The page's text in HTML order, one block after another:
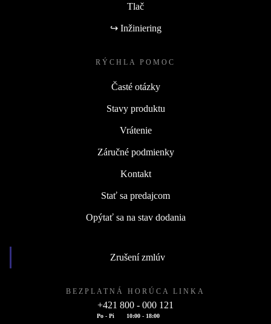
Tlač
↪ Inžiniering
RÝCHLA POMOC
Časté otázky
Stavy produktu
Vrátenie
Záručné podmienky
Kontakt
Stať sa predajcom
Opýtať sa na stav dodania
Zrušení zmlúv
BEZPLATNÁ HORÚCA LINKA
+421 800 - 000 121
Po - Pi
10:00 - 18:00